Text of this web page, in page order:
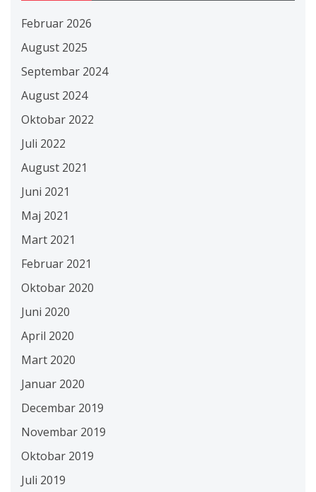
Februar 2026
August 2025
Septembar 2024
August 2024
Oktobar 2022
Juli 2022
August 2021
Juni 2021
Maj 2021
Mart 2021
Februar 2021
Oktobar 2020
Juni 2020
April 2020
Mart 2020
Januar 2020
Decembar 2019
Novembar 2019
Oktobar 2019
Juli 2019